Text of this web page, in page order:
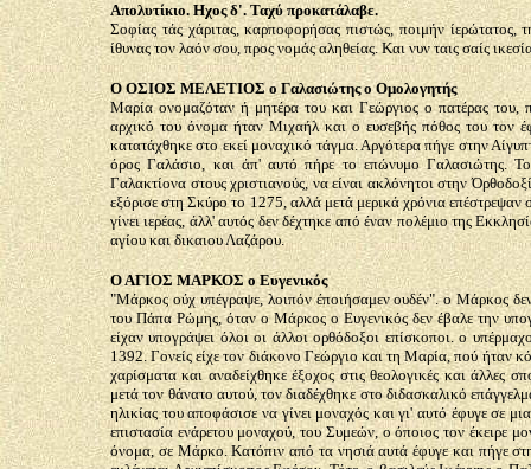
Απολυτίκιο. Ηχος δ'. Ταχύ προκατάλαβε.
Σοφίας τάς χάριτας, καρποφορήσας πιστώς, ποιμήν ίερώτατος,
ίθυνας τον λαόν σου, προς νομάς αληθείας. Και νυν ταις σαίς
Ο ΟΣΙΟΣ ΜΕΛΕΤΙΟΣ ο Γαλασιώτης ο Ομολογητής
Μαρία ονομαζόταν ή μητέρα του και Γεώργιος ο πατέρας
αρχικό του όνομα ήταν Μιχαήλ και ο ευσεβής πόθος του τον
κατατάχθηκε στο εκεί μοναχικό τάγμα. Αργότερα πήγε στην
όρος Γαλάσιο, και άπ' αυτό πήρε το επώνυμο Γαλασιώτης.
Γαλακτίονα στους χριστιανούς, να είναι ακλόνητοι στην
εξόρισε στη Σκύρο το 1275, αλλά μετά μερικά χρόνια
γίνει ιερέας, άλλ' αυτός δεν δέχτηκε από έναν πολέμιο της
αγίου και δικαιου Λαζάρου.
Ο ΑΓΙΟΣ ΜΑΡΚΟΣ ο Ευγενικός
"Μάρκος ούχ υπέγραψε, λοιπόν έποιήσαμεν ουδέν". ο Μάρκος
του Πάπα Ρώμης, όταν ο Μάρκος ο Ευγενικός δεν έβαλε την
είχαν υπογράψει όλοι οι άλλοι ορθόδοξοι επίσκοποι. ο
1392. Γονείς είχε τον διάκονο Γεώργιο και τη Μαρία, πού ήταν
χαρίσματα και αναδείχθηκε έξοχος στις θεολογικές και άλλες
μετά τον θάνατο αυτού, τον διαδέχθηκε στο διδασκαλικό
ηλικίας του αποφάσισε να γίνει μοναχός και γι' αυτό έφυγε σε
επιστασία ενάρετου μοναχού, του Συμεών, ο όποιος τον
όνομα, σε Μάρκο. Κατόπιν από τα νησιά αυτά έφυγε και πήγε